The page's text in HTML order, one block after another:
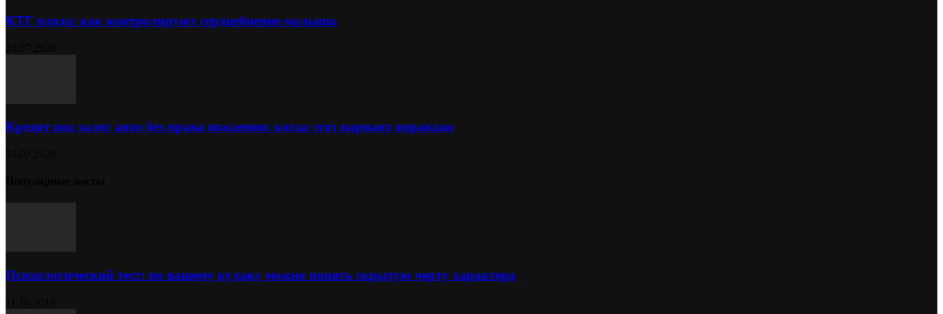
КТГ плода: как контролируют сердцебиение малыша
Кредит под залог авто без права вождения: когда этот вариант оправдан
Психологический тест: по вашему кулаку можно понять скрытую черту характера